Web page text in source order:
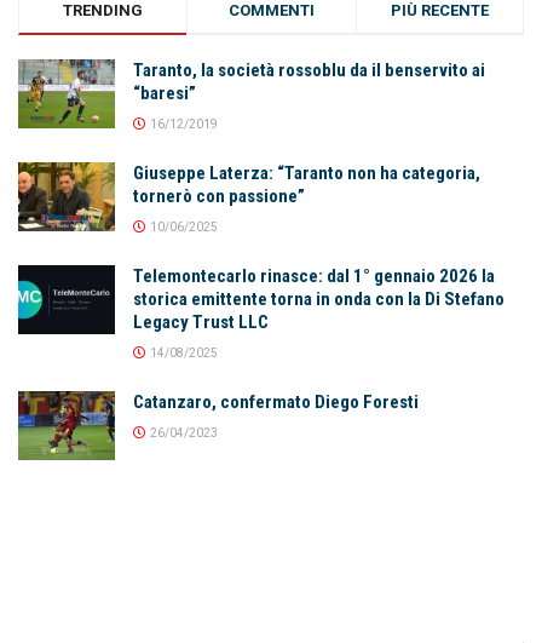
TRENDING COMMENTI PIÙ RECENTE
Taranto, la società rossoblu da il benservito ai
“baresi”
16/12/2019
Giuseppe Laterza: “Taranto non ha categoria,
tornerò con passione”
10/06/2025
Telemontecarlo rinasce: dal 1° gennaio 2026 la
storica emittente torna in onda con la Di Stefano
Legacy Trust LLC
14/08/2025
Catanzaro, confermato Diego Foresti
26/04/2023